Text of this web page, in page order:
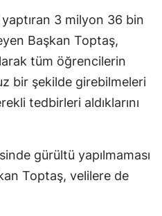
yaptıran 3 milyon 36 bin
Başkan Toptaş,
tüm öğrencilerin
bir şekilde girebilmeleri
tedbirleri aldıklarını
gürültü yapılmaması
Toptaş, velilere de